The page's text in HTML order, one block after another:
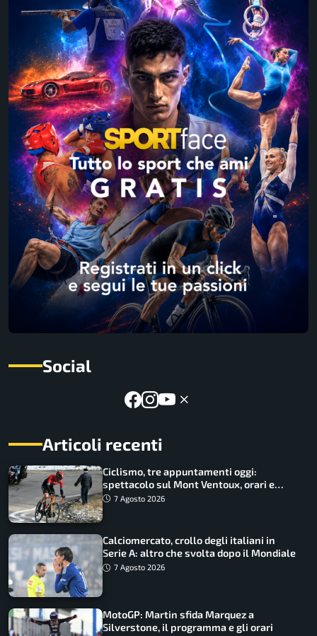
Social
Articoli recenti
Ciclismo, tre appuntamenti oggi:
spettacolo sul Mont Ventoux, orari e
come vederli
7 Agosto 2026
Calciomercato, crollo degli italiani in
Serie A: altro che svolta dopo il Mondiale
7 Agosto 2026
MotoGP: Martin sfida Marquez a
Silverstone, il programma e gli orari